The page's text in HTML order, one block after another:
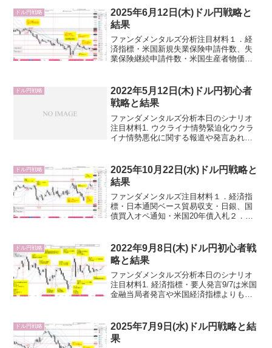
人発言・政府、日銀・FRB３．その他・
TOM効果：株式...
ドル円戦略
2025年6月12日(木)ドル円戦略と
結果
ファンダメンタルズ分析注目材料１．経
済指標・米国新規失業保険申請件数、失
業保険継続申請件数・米国生産者物価指
ャー、WSJ紙のニック氏(X投稿)：FRBブ
ラックアウ...
ドル円戦略
2022年5月12日(木)ドル円初心者
戦略と結果
ファンダメンタルズ分析本日のシナリオ
注目材料1. ウクライナ情勢緊迫化ウクラ
イナ情勢悪化に関する報道や発言あれ
い。2. 経済指標・要人発言5/11も米国要
人発言が予定さ...
ドル円戦略
2025年10月22日(水)ドル円戦略と
結果
ファンダメンタルズ注目材料１．経済指
標・日本通関ベース貿易収支・日銀、国
債買入オペ通知・米国20年債入札２．要
氏(X投稿)：FRBブラックアウト期間
（FOMC開催前週...
ドル円戦略
2022年9月8日(木)ドル円初心者戦
略と結果
ファンダメンタルズ分析本日のシナリオ
注目材料1. 経済指標・要人発言9/7は米国
金融当局者発言や米国経済指標よりも、
ます。また、本日の最大の注目材料は米
国パウエルF...
ドル円戦略
2025年7月9日(水)ドル円戦略と結
果